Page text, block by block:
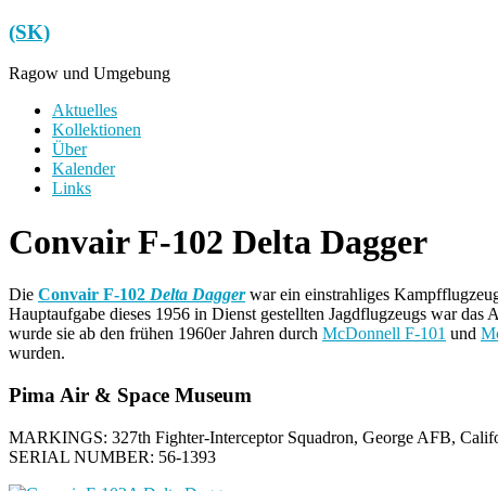
Zum
Inhalt
springen
(SK)
Ragow und Umgebung
Menü
Aktuelles
Kollektionen
Über
Kalender
Links
Convair F-102 Delta Dagger
Die Convair F-102 Delta Daggerwar ein einstrahliges
Hauptaufgabe dieses 1956 in Dienst gestellten Jagdflugzeugs war
wurde sie ab den frühen 1960er Jahren durch McDonnell F-101 und
wurden.
Pima Air & Space Museum
MARKINGS: 327th Fighter-Interceptor Squadron, George AFB,
SERIAL NUMBER: 56-1393